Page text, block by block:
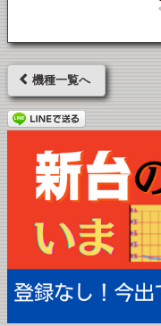
機種一覧へ